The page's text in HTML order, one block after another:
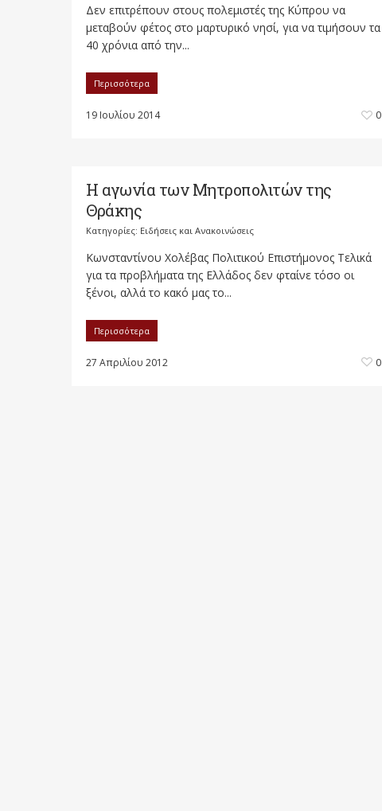
Δεν επιτρέπουν στους πολεμιστές της Κύπρου να
μεταβούν φέτος στο μαρτυρικό νησί, για να τιμήσουν τα
40 χρόνια από την...
Περισσότερα
19 Ιουλίου 2014 0
Η αγωνία των Μητροπολιτών της
Θράκης
Κατηγορίες: Ειδήσεις και Ανακοινώσεις
Κωνσταντίνου Χολέβας Πολιτικού Επιστήμονος Τελικά
για τα προβλήματα της Ελλάδος δεν φταίνε τόσο οι
ξένοι, αλλά το κακό μας το...
Περισσότερα
27 Απριλίου 2012 0